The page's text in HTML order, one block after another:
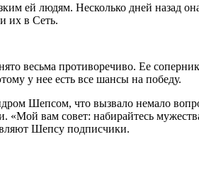
ей людям. Несколько дней назад
их в Сеть.
весьма противоречиво. Ее
у нее есть все шансы на победу.
Шепсом, что вызвало немало
вам совет: набирайтесь
Шепсу подписчики.